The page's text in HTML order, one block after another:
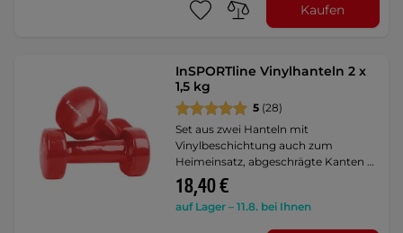
Kaufen
InSPORTline Vinylhanteln 2 x
1,5 kg
5 (28)
Set aus zwei Hanteln mit
Vinylbeschichtung auch zum
Heimeinsatz, abgeschrägte Kanten …
18,40 €
auf Lager – 11.8. bei Ihnen